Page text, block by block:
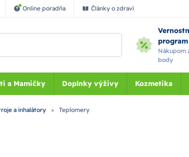
Online poradňa Články o zdraví
program
Nákupom
body
a Mamičky Doplnky výživy Kozmetika
a inhalátory Teplomery